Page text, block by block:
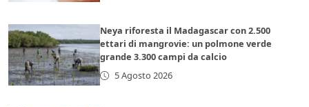
Neya riforesta il Madagascar con 2.500
ettari di mangrovie: un polmone verde
grande 3.300 campi da calcio
5 Agosto 2026